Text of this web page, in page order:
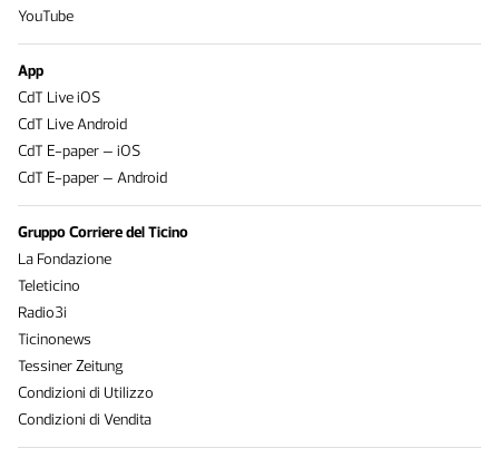
YouTube
App
CdT Live iOS
CdT Live Android
CdT E-paper – iOS
CdT E-paper – Android
Gruppo Corriere del Ticino
La Fondazione
Teleticino
Radio3i
Ticinonews
Tessiner Zeitung
Condizioni di Utilizzo
Condizioni di Vendita